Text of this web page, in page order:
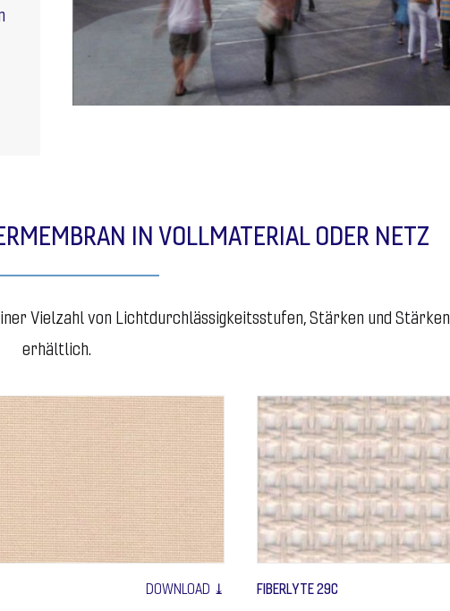
IN VOLLMATERIAL ODER NETZ
Vielzahl von Lichtdurchlässigkeitsstufen, Stärken und Stärken
erhältlich.
DOWNLOAD ⤓ FIBERLYTE 29C